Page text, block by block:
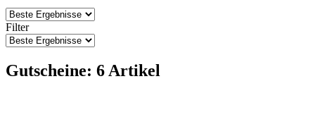
Filter
Gutscheine: 6 Artikel